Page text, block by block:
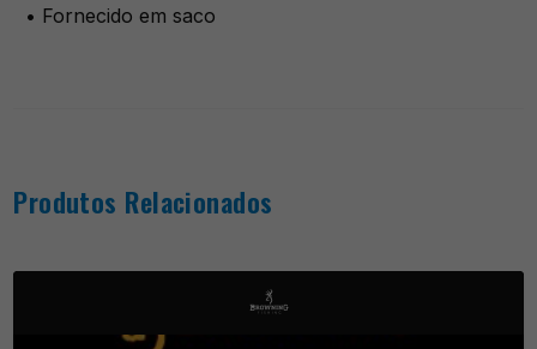
• Fornecido em saco
Produtos Relacionados